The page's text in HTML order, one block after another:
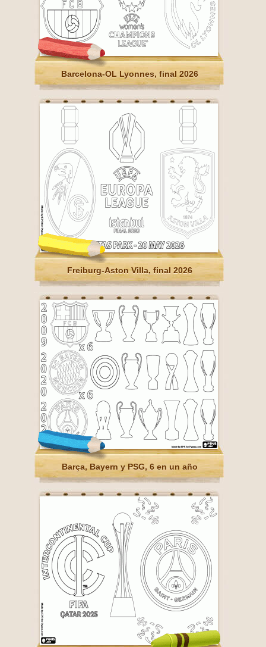
Barcelona-OL Lyonnes, final 2026
Freiburg-Aston Villa, final 2026
Barça, Bayern y PSG, 6 en un año